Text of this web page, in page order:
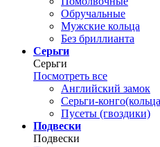
Обручальные
Мужские кольца
Без бриллианта
Серьги
Серьги
Посмотреть все
Английский замок
Серьги-
Пусеты (гвоздики)
Подвески
Подвески